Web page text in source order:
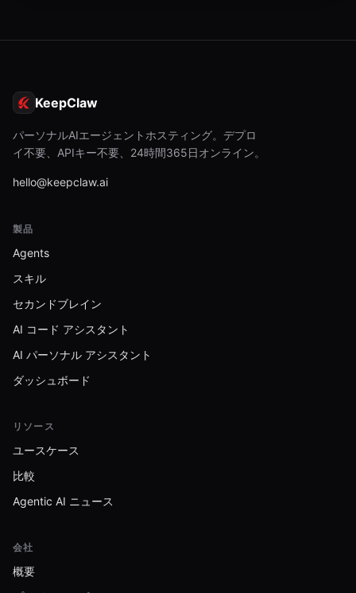
KeepClaw
パーソナルAIエージェントホスティング。デプロ
イ不要、APIキー不要、24時間365日オンライン。
hello@keepclaw.ai
製品
Agents
スキル
セカンドブレイン
AI コード アシスタント
AI パーソナル アシスタント
ダッシュボード
リソース
ユースケース
比較
Agentic AI ニュース
会社
概要